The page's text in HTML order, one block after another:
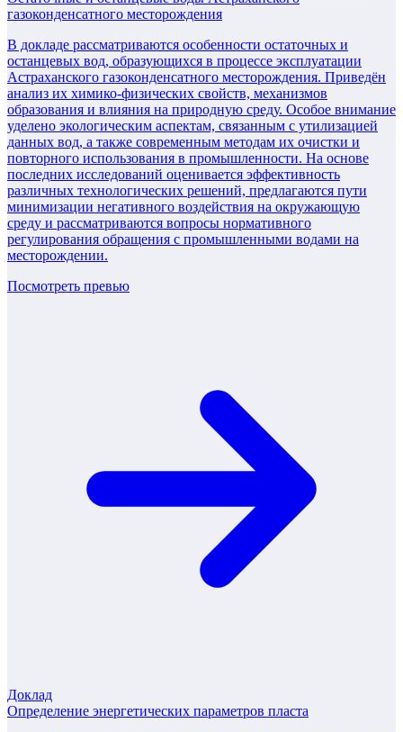
газоконденсатного месторождения
В докладе рассматриваются особенности остаточных и
останцевых вод, образующихся в процессе эксплуатации
Астраханского газоконденсатного месторождения. Приведён
анализ их химико-физических свойств, механизмов
образования и влияния на природную среду. Особое внимание
уделено экологическим аспектам, связанным с утилизацией
данных вод, а также современным методам их очистки и
повторного использования в промышленности. На основе
последних исследований оценивается эффективность
различных технологических решений, предлагаются пути
минимизации негативного воздействия на окружающую
среду и рассматриваются вопросы нормативного
регулирования обращения с промышленными водами на
месторождении.
Посмотреть превью
Доклад
Определение энергетических параметров пласта